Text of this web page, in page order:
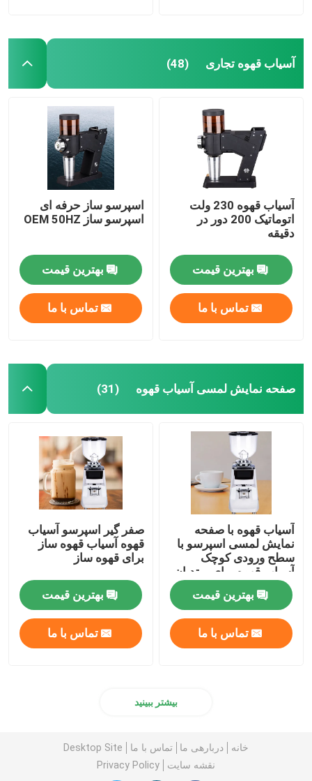
آسیاب قهوه تجاری (48)
آسیاب قهوه 230 ولت
اتوماتیک 200 دور در
دقیقه
بهترین قیمت
تماس با ما
اسپرسو ساز حرفه ای
اسپرسو ساز OEM 50HZ
بهترین قیمت
تماس با ما
صفحه نمایش لمسی آسیاب قهوه (31)
آسیاب قهوه با صفحه
نمایش لمسی اسپرسو با
سطح ورودی کوچک
آسیاب قهوه برای مبتدیان
بهترین قیمت
تماس با ما
صفر گیر اسپرسو آسیاب
قهوه آسیاب قهوه ساز
برای قهوه ساز
بهترین قیمت
تماس با ما
بیشتر ببینید
خانه دربارهی ما تماس با ما
Desktop Site
نقشه سایت
Privacy Policy